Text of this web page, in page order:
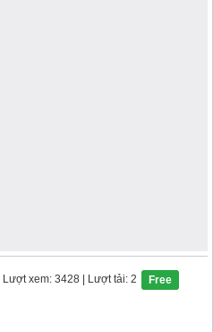
| Lượt xem: 3428 | Lượt tải: 2 Free